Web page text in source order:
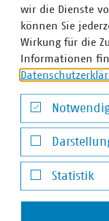
vom Verband
Heft Best
Heft Best
Schlagworte
wir die Dienste
können Sie
Wirkung für die
Informationen
Notwendige
Darstellung
Statistik
Statistik